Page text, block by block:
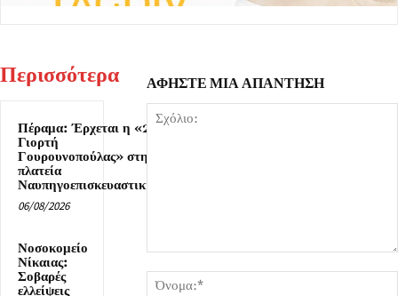
Περισσότερα
Πέραμα: Έρχεται η «2η
Γιορτή
Γουρουνοπούλας» στην
πλατεία
Ναυπηγοεπισκευαστικής
06/08/2026
Νοσοκομείο
Νίκαιας:
Σοβαρές
ελλείψεις
ΑΦΗΣΤΕ ΜΙΑ ΑΠΑΝΤΗΣΗ